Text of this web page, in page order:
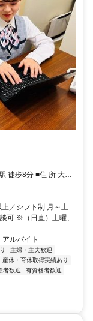
■住 所 大阪
上／シフト制 月～土
可 ※（日直）土曜、
ルバイト
主婦・主夫歓迎
産休・育休取得実績あり
者歓迎
有資格者歓迎